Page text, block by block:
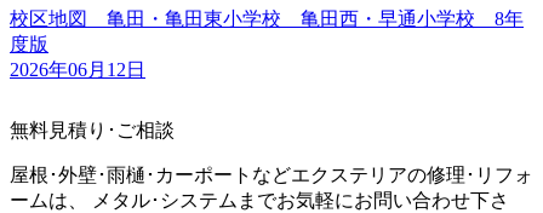
校区地図 亀田・亀田東小学校 亀田西・早通小学校 8年
度版
2026年06月12日
無料見積り･ご相談
屋根･外壁･雨樋･カーポートなどエクステリアの修理･リフォ
ームは、 メタル･システムまでお気軽にお問い合わせ下さ